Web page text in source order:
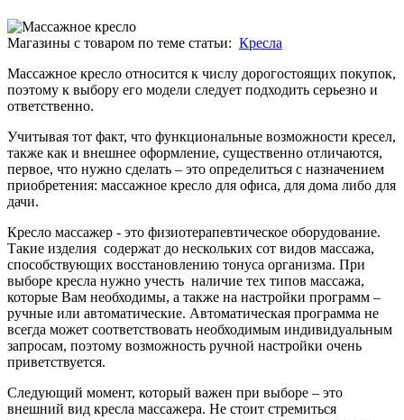
Магазины с товаром по теме статьи: Кресла
Массажное кресло относится к числу дорогостоящих покупок,
поэтому к выбору его модели следует подходить серьезно и
ответственно.
Учитывая тот факт, что функциональные возможности кресел,
также как и внешнее оформление, существенно отличаются,
первое, что нужно сделать – это определиться с назначением
приобретения: массажное кресло для офиса, для дома либо для
дачи.
Кресло массажер - это физиотерапевтическое оборудование.
Такие изделия содержат до нескольких сот видов массажа,
способствующих восстановлению тонуса организма. При
выборе кресла нужно учесть наличие тех типов массажа,
которые Вам необходимы, а также на настройки программ –
ручные или автоматические. Автоматическая программа не
всегда может соответствовать необходимым индивидуальным
запросам, поэтому возможность ручной настройки очень
приветствуется.
Следующий момент, который важен при выборе – это
внешний вид кресла массажера. Не стоит стремиться